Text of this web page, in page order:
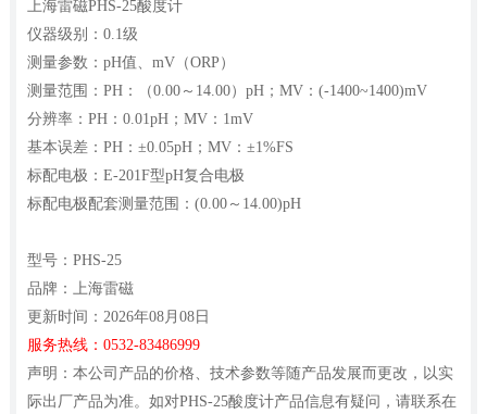
上海雷磁PHS-25酸度计
仪器级别：0.1级
测量参数：pH值、mV（ORP）
测量范围：PH：（0.00～14.00）pH；MV：(-1400~1400)mV
分辨率：PH：0.01pH；MV：1mV
基本误差：PH：±0.05pH；MV：±1%FS
标配电极：E-201F型pH复合电极
标配电极配套测量范围：(0.00～14.00)pH
型号：PHS-25
品牌：上海雷磁
更新时间：2026年08月08日
服务热线：0532-83486999
声明：本公司产品的价格、技术参数等随产品发展而更改，以实
际出厂产品为准。如对PHS-25酸度计产品信息有疑问，请联系在